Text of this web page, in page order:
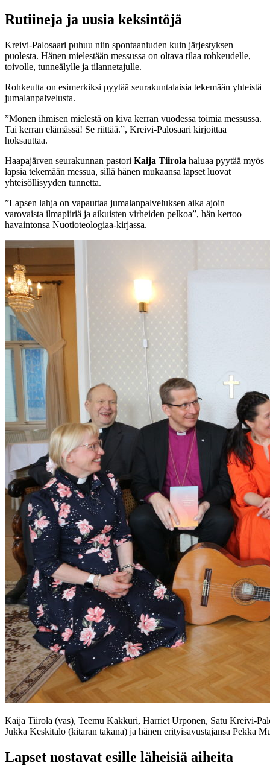
Rutiineja ja uusia keksintöjä
Kreivi-Palosaari puhuu niin spontaaniuden kuin järjestyksen
puolesta. Hänen mielestään messussa on oltava tilaa rohkeudelle,
toivolle, tunneälylle ja tilannetajulle.
Rohkeutta on esimerkiksi pyytää seurakuntalaisia tekemään yhteistä
jumalanpalvelusta.
”Monen ihmisen mielestä on kiva kerran vuodessa toimia messussa.
Tai kerran elämässä! Se riittää.”, Kreivi-Palosaari kirjoittaa
hoksauttaa.
Haapajärven seurakunnan pastori Kaija Tiirola haluaa pyytää myös
lapsia tekemään messua, sillä hänen mukaansa lapset luovat
yhteisöllisyyden tunnetta.
”Lapsen lahja on vapauttaa jumalanpalveluksen aika ajoin
varovaista ilmapiiriä ja aikuisten virheiden pelkoa”, hän kertoo
havaintonsa Nuotioteologiaa-kirjassa.
Kaija Tiirola (vas), Teemu Kakkuri, Harriet Urponen, Satu Kreivi-
Jukka Keskitalo (kitaran takana) ja hänen erityisavustajansa Pekka
Lapset nostavat esille läheisiä aiheita